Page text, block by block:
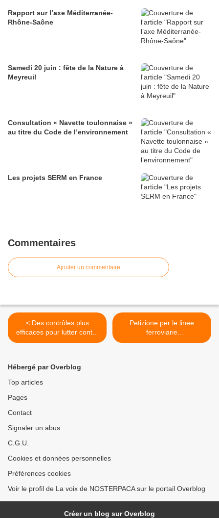
Rapport sur l’axe Méditerranée-
Rhône-Saône
Samedi 20 juin : fête de la Nature à
Meyreuil
Consultation « Navette toulonnaise »
au titre du Code de l’environnement
Les projets SERM en France
Commentaires
Ajouter un commentaire
< Des contrôles plus
efficaces pour lutter contre
la concurrence déloyale et
Petizione per le linee
ferroviarie
temporaneamente non
Hébergé par Overblog
Top articles
Pages
Contact
Signaler un abus
C.G.U.
Cookies et données personnelles
Préférences cookies
Voir le profil de La voix de NOSTERPACA sur le portail Overblog
Créer un blog sur Overblog